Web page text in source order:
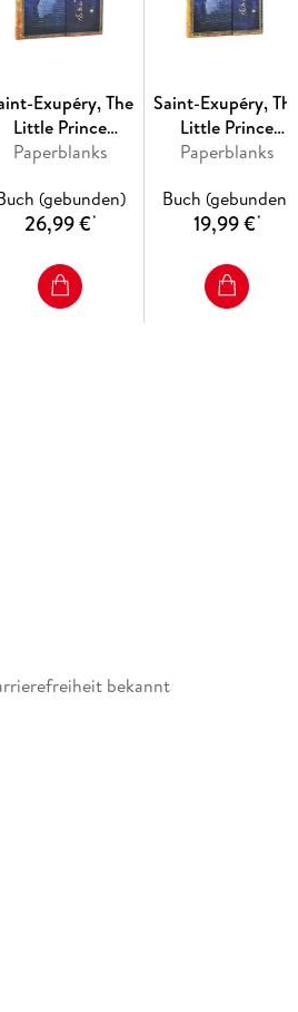
Exupéry, The
Little Prince
(Embellished
Ultra
Unlined Hardcover
Closure)
Paperblanks
(gebunden)
26,99 €*
Saint-Exupéry,
Little Prince
(Embellished
Collection) Midi
Unlined
Closure)
Paperblanks
Buch (gebunden)
19,99 €*
bekannt